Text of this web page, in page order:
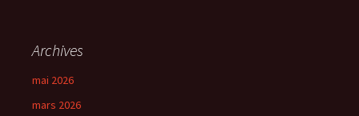
Archives
mai 2026
mars 2026